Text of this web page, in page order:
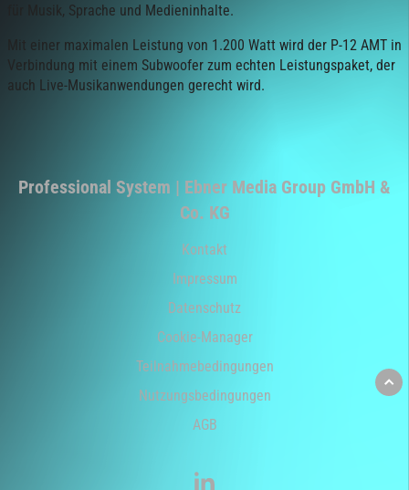
für Musik, Sprache und Medieninhalte.
Mit einer maximalen Leistung von 1.200 Watt wird der P-12 AMT in
Verbindung mit einem Subwoofer zum echten Leistungspaket, der
auch Live-Musikanwendungen gerecht wird.
Professional System | Ebner Media Group GmbH &
Co. KG
Kontakt
Impressum
Datenschutz
Cookie-Manager
Teilnahmebedingungen
Nutzungsbedingungen
AGB